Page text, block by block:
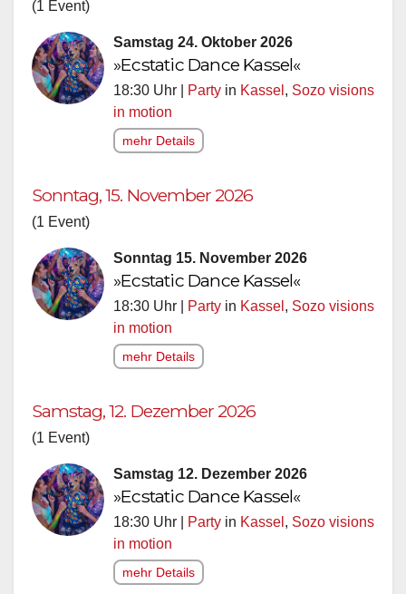
(1 Event)
Samstag 24. Oktober 2026
»Ecstatic Dance Kassel«
18:30 Uhr | Party in Kassel , Sozo visions
in motion
mehr Details
Sonntag, 15. November 2026
(1 Event)
Sonntag 15. November 2026
»Ecstatic Dance Kassel«
18:30 Uhr | Party in Kassel , Sozo visions
in motion
mehr Details
Samstag, 12. Dezember 2026
(1 Event)
Samstag 12. Dezember 2026
»Ecstatic Dance Kassel«
18:30 Uhr | Party in Kassel , Sozo visions
in motion
mehr Details